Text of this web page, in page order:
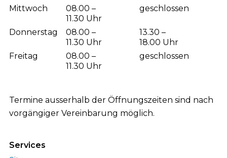
Mittwoch
08.00 –
11.30 Uhr
geschlossen
Donnerstag
08.00 –
11.30 Uhr
13.30 –
18.00 Uhr
Freitag
08.00 –
11.30 Uhr
geschlossen
Termine ausserhalb der Öffnungszeiten sind nach
vorgängiger Vereinbarung möglich.
Services